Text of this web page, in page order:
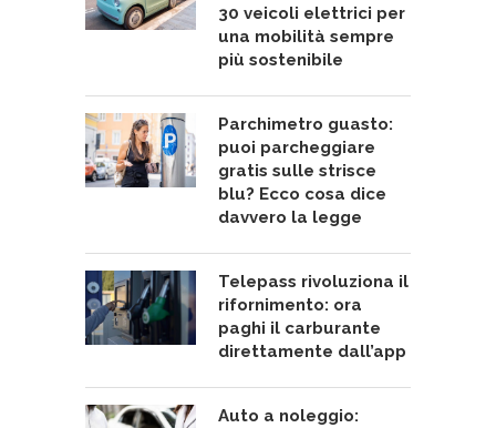
30 veicoli elettrici per
una mobilità sempre
più sostenibile
Parchimetro guasto:
puoi parcheggiare
gratis sulle strisce
blu? Ecco cosa dice
davvero la legge
Telepass rivoluziona il
rifornimento: ora
paghi il carburante
direttamente dall’app
Auto a noleggio: